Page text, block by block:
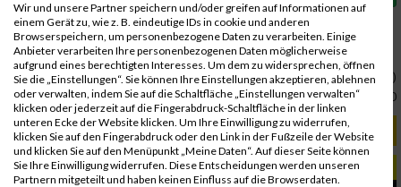
Link: www.maxfunsports.com
Christian Kleber (MAS)
03.07.2019, 12:00:00
RELEVANTE ARTIKEL
REISEZEIT
Wir und unsere Partner speichern und/oder greifen auf Informationen auf
einem Gerät zu, wie z. B. eindeutige IDs in cookie und anderen
Browserspeichern, um personenbezogene Daten zu verarbeiten. Einige
Anbieter verarbeiten Ihre personenbezogenen Daten möglicherweise
aufgrund eines berechtigten Interesses. Um dem zu widersprechen, öffnen
Sie die „Einstellungen“. Sie können Ihre Einstellungen akzeptieren, ablehnen
oder verwalten, indem Sie auf die Schaltfläche „Einstellungen verwalten“
klicken oder jederzeit auf die Fingerabdruck-Schaltfläche in der linken
unteren Ecke der Website klicken. Um Ihre Einwilligung zu widerrufen,
klicken Sie auf den Fingerabdruck oder den Link in der Fußzeile der Website
und klicken Sie auf den Menüpunkt „Meine Daten“. Auf dieser Seite können
Sie Ihre Einwilligung widerrufen. Diese Entscheidungen werden unseren
Partnern mitgeteilt und haben keinen Einfluss auf die Browserdaten.